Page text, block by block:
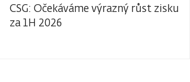
CSG: Očekáváme výrazný růst zisku
za 1H 2026